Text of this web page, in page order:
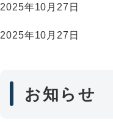
2025年10月27日
2025年10月27日
お知らせ